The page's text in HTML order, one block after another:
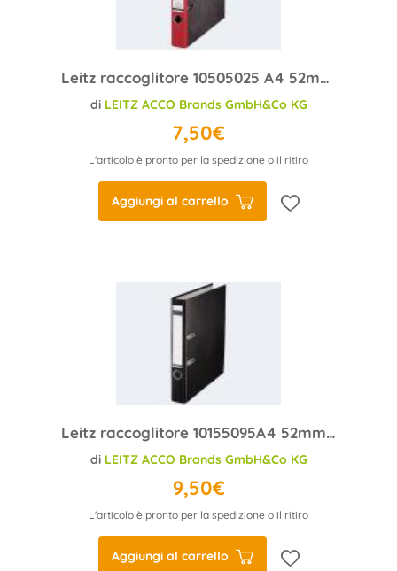
Leitz raccoglitore 10505025 A4 52mm rosso cartone
di LEITZ ACCO Brands GmbH&Co KG
7,50€
L'articolo è pronto per la spedizione o il ritiro
Aggiungi al carrello
Leitz raccoglitore 10155095A4 52mm plastica nero
di LEITZ ACCO Brands GmbH&Co KG
9,50€
L'articolo è pronto per la spedizione o il ritiro
Aggiungi al carrello